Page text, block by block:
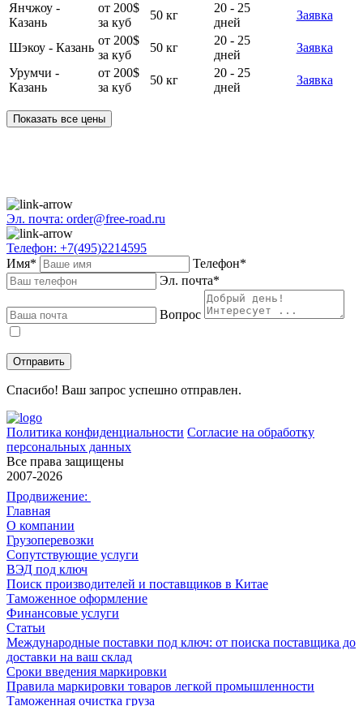
Янчжоу -
Казань
от 200$
за куб
50 кг
20 - 25
дней
Заявка
Шэкоу - Казань
от 200$
за куб
50 кг
20 - 25
дней
Заявка
Урумчи -
Казань
от 200$
за куб
50 кг
20 - 25
дней
Заявка
Показать все цены
Эл. почта: order@free-road.ru
Телефон: +7(495)2214595
Имя*
Телефон*
Эл. почта*
Вопрос
Спасибо! Ваш запрос успешно отправлен.
Политика конфиденциальности Согласие на обработку
персональных данных
Все права защищены
2007-2026
Продвижение:
Главная
О компании
Грузоперевозки
Сопутствующие услуги
ВЭД под ключ
Поиск производителей и поставщиков в Китае
Таможенное оформление
Финансовые услуги
Статьи
Международные поставки под ключ: от поиска поставщика до
доставки на ваш склад
Сроки введения маркировки
Правила маркировки товаров легкой промышленности
Таможенная очистка груза